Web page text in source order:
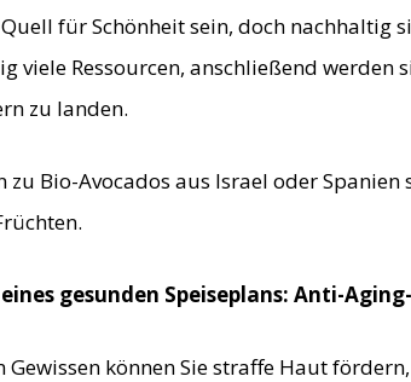
für Schönheit sein, doch nachhaltig
viele Ressourcen, anschließend werden
zu landen.
zu Bio-Avocados aus Israel oder
gesunden Speiseplans: Anti-
können Sie straffe Haut